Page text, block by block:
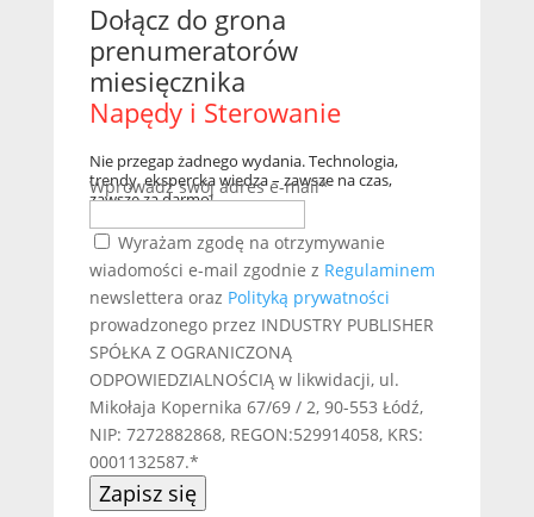
Dołącz do grona
prenumeratorów
miesięcznika
Napędy i Sterowanie
Nie przegap żadnego wydania. Technologia,
trendy, ekspercka wiedza – zawsze na czas,
zawsze za darmo!
Wprowadź swój adres e-mail*
Wyrażam zgodę na otrzymywanie
wiadomości e-mail zgodnie z Regulaminem
newslettera oraz Polityką prywatności
prowadzonego przez INDUSTRY PUBLISHER
SPÓŁKA Z OGRANICZONĄ
ODPOWIEDZIALNOŚCIĄ w likwidacji, ul.
Mikołaja Kopernika 67/69 / 2, 90-553 Łódź,
NIP: 7272882868, REGON:529914058, KRS:
0001132587.*
Zapisz się